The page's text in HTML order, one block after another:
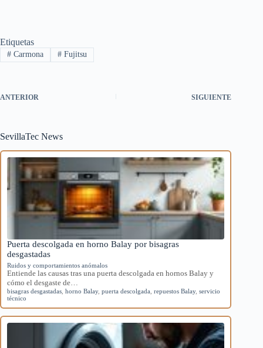
Etiquetas
#Carmona #Fujitsu
ANTERIOR SIGUIENTE
SevillaTec News
Puerta descolgada en horno Balay por bisagras
desgastadas
Ruidos y comportamientos anómalos
Entiende las causas tras una puerta descolgada en hornos Balay y
cómo el desgaste de…
bisagras desgastadas horno Balay, puerta descolgada repuestos Balay, servicio
técnico